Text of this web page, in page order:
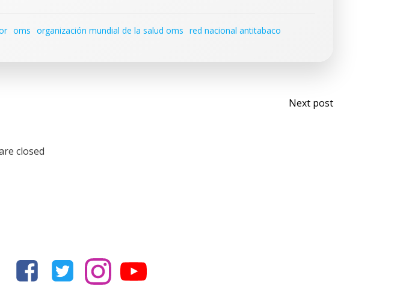
oms organización mundial de la salud oms red nacional antitabaco
Next post
closed